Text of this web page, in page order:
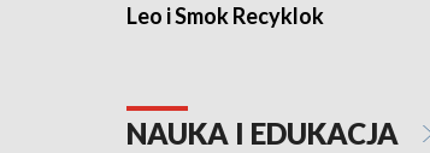
Leo i Smok Recyklok
NAUKA I EDUKACJA